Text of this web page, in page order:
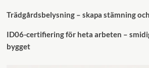
Trädgårdsbelysning – skapa stämning
ID06-certifiering för heta arbeten –
bygget